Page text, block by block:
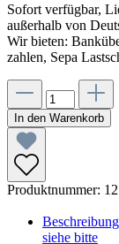
Sofort verfügbar,
außerhalb von
Wir bieten:
zahlen, Sepa
In den Warenkorb
Produktnummer:
Beschreibung
siehe bitte